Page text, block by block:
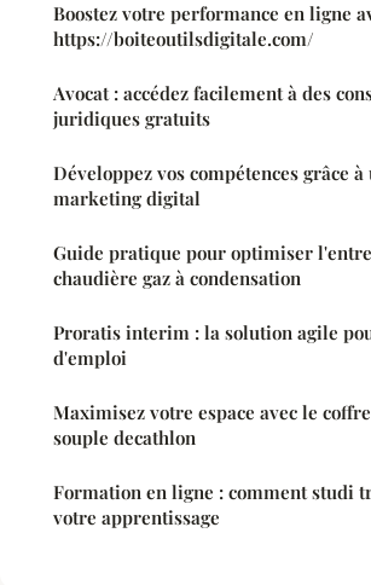
Boostez votre performance en ligne
https://boiteoutilsdigitale.com/
Avocat : accédez facilement à des
juridiques gratuits
Développez vos compétences grâce
marketing digital
Guide pratique pour optimiser
chaudière gaz à condensation
Proratis interim : la solution agile
d'emploi
Maximisez votre espace avec le
souple decathlon
Formation en ligne : comment studi
votre apprentissage